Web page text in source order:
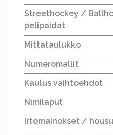
Streethockey /
pelipaidat
Mittataulukko
Numeromallit
Kaulus vaihtoehdot
Nimilaput
Irtomainokset /